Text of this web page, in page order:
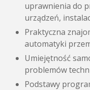
uprawnienia do
urządzeń,
Praktyczna
automatyki
Umiejętność
problemów
Podstawy